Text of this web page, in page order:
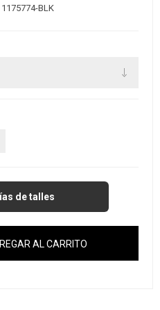
1175774-BLK
de talles
AL CARRITO